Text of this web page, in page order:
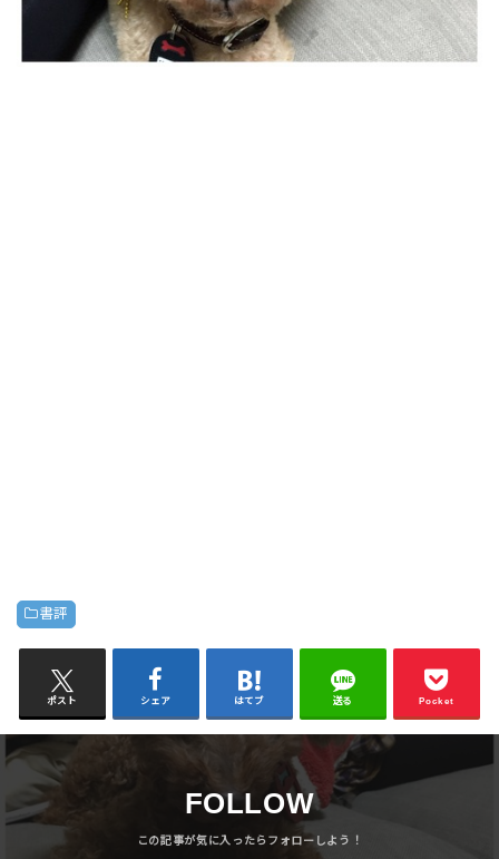
書評
ポスト シェア はてブ 送る Pocket
FOLLOW